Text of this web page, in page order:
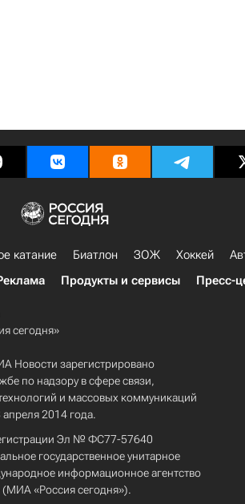
катание Биатлон ЗОЖ Хоккей
Продукты и сервисы Пресс-
сегодня»
Новости зарегистрировано
по надзору в сфере связи,
и массовых коммуникаций
2014 года.
Эл № ФС77-57640
государственное унитарное
информационное агентство
(МИА «Россия сегодня»).